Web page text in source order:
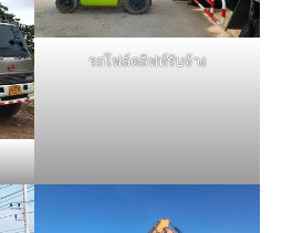
รถโฟล์คลิฟท์รับจ้าง